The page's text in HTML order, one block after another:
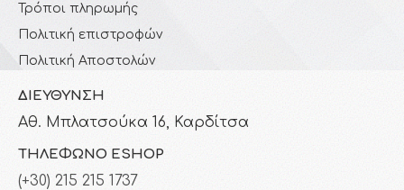
Τρόποι πληρωμής
Πολιτική επιστροφών
Πολιτική Αποστολών
ΔΙΕΎΘΥΝΣΗ
Αθ. Μπλατσούκα 16, Καρδίτσα
ΤΗΛΈΦΩΝΟ ESHOP
(+30) 215 215 1737